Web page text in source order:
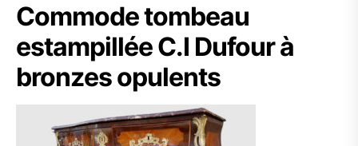
Commode tombeau
estampillée C.I Dufour à
bronzes opulents